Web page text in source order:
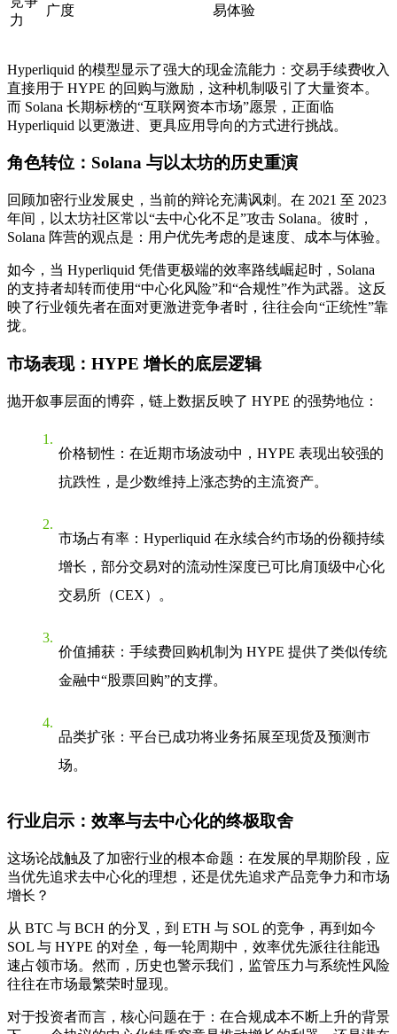
力
广度
易体验
Hyperliquid 的模型显示了强大的现金流能力：交易手续费收入
直接用于 HYPE 的回购与激励，这种机制吸引了大量资本。
而 Solana 长期标榜的“互联网资本市场”愿景，正面临
Hyperliquid 以更激进、更具应用导向的方式进行挑战。
角色转位：Solana 与以太坊的历史重演
回顾加密行业发展史，当前的辩论充满讽刺。在 2021 至 2023
年间，以太坊社区常以“去中心化不足”攻击 Solana。彼时，
Solana 阵营的观点是：用户优先考虑的是速度、成本与体验。
如今，当 Hyperliquid 凭借更极端的效率路线崛起时，Solana
的支持者却转而使用“中心化风险”和“合规性”作为武器。这反
映了行业领先者在面对更激进竞争者时，往往会向“正统性”靠
拢。
市场表现：HYPE 增长的底层逻辑
抛开叙事层面的博弈，链上数据反映了 HYPE 的强势地位：
价格韧性 ：在近期市场波动中，HYPE 表现出较强的
抗跌性，是少数维持上涨态势的主流资产。
市场占有率 ：Hyperliquid 在永续合约市场的份额持续
增长，部分交易对的流动性深度已可比肩顶级中心化
交易所（CEX）。
价值捕获 ：手续费回购机制为 HYPE 提供了类似传统
金融中“股票回购”的支撑。
品类扩张 ：平台已成功将业务拓展至现货及预测市
场。
行业启示：效率与去中心化的终极取舍
这场论战触及了加密行业的根本命题：在发展的早期阶段，应
当优先追求去中心化的理想，还是优先追求产品竞争力和市场
增长？
从 BTC 与 BCH 的分叉，到 ETH 与 SOL 的竞争，再到如今
SOL 与 HYPE 的对垒，每一轮周期中，效率优先派往往能迅
速占领市场。然而，历史也警示我们，监管压力与系统性风险
往往在市场最繁荣时显现。
对于投资者而言，核心问题在于：在合规成本不断上升的背景